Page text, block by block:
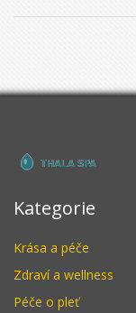
Kategorie
Krása a péče
Zdraví a wellness
Péče o pleť